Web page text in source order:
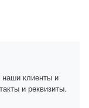
клиенты и
и реквизиты.